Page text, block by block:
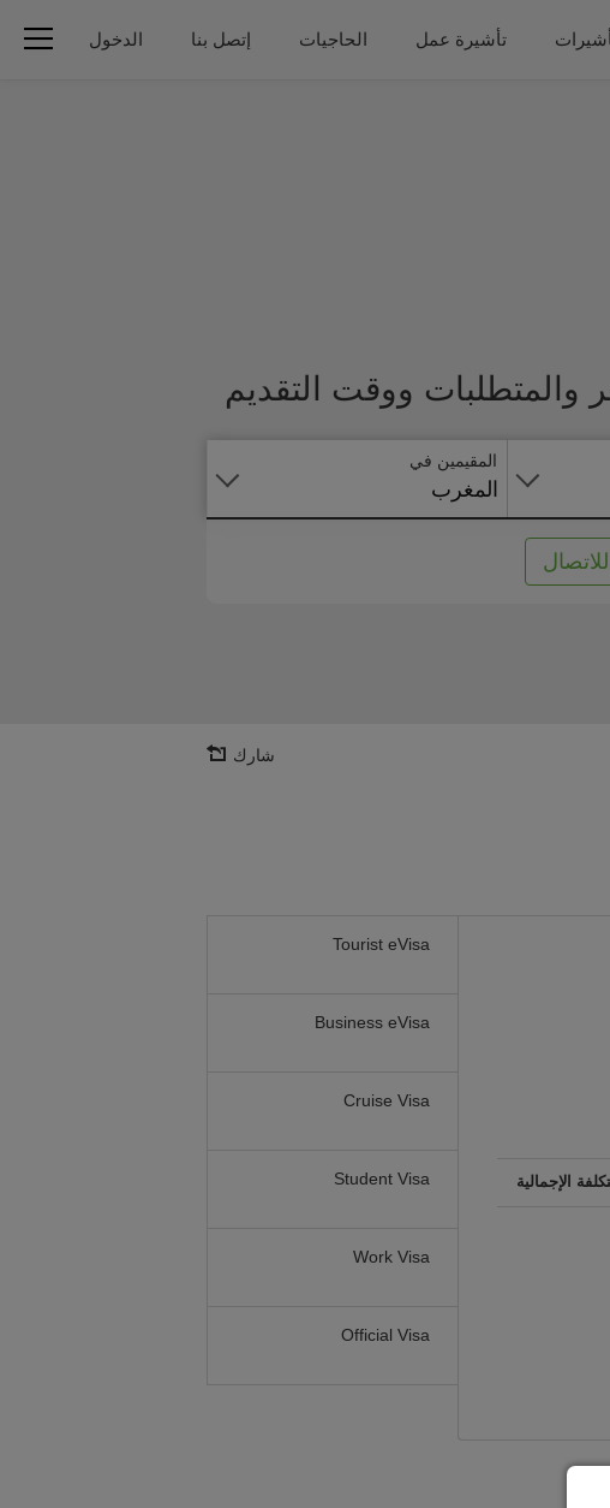
تأشيرة عمل الحاجيات إتصل بنا الدخول
والمتطلبات ووقت التقديم
المقيمين في
المغرب
شارك
Tourist eVisa
Business eVisa
Cruise Visa
Student Visa
Work Visa
Official Visa
الإجمالية